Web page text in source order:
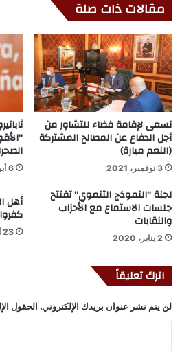
مقالات ذات صلة
نسعى لإقامة فضاء للتشاور من
أجل الدفاع عن المصالح المشتركة
(النعم ميارة)
3 نوفمبر، 2021 6 أبريل، 2022
لجنة “النموذج التنموي” تفتتح
جلسات الاستماع مع الأحزاب
والنقابات
2 يناير، 2020
أهل
كفروا
23 أبريل، 2022
اترك تعليقاً
لن يتم نشر عنوان بريدك الإلكتروني. الحقول